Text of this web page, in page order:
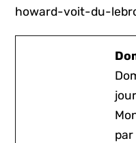
howard-voit-du-
par